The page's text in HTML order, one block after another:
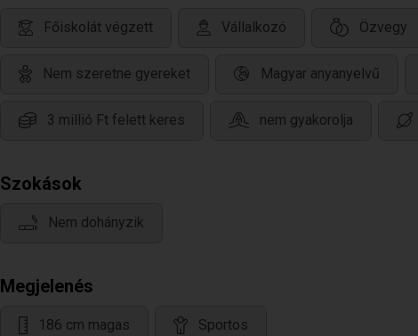
Főiskolát végzett Vállalkozó Özvegy
Nem szeretne gyereket Magyar anyanyelvű
3 millió Ft felett keres nem gyakorolja
Szokások
Nem dohányzik
Megjelenés
186 cm magas Sportos